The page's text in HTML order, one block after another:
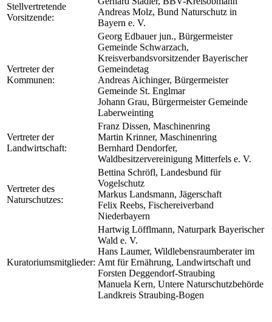
Stellvertretende
Vorsitzende:
Andreas Molz, Bund Naturschutz in
Bayern e. V.
Vertreter der
Kommunen:
Georg Edbauer jun., Bürgermeister
Gemeinde Schwarzach,
Kreisverbandsvorsitzender Bayerischer
Gemeindetag
Andreas Aichinger, Bürgermeister
Gemeinde St. Englmar
Johann Grau, Bürgermeister Gemeinde
Laberweinting
Vertreter der
Landwirtschaft:
Franz Dissen, Maschinenring
Martin Krinner, Maschinenring
Bernhard Dendorfer,
Waldbesitzervereinigung Mitterfels e. V.
Vertreter des
Naturschutzes:
Bettina Schröfl, Landesbund für
Vogelschutz
Markus Landsmann, Jägerschaft
Felix Reebs, Fischereiverband
Niederbayern
Kuratoriumsmitglieder:
Hartwig Löfflmann, Naturpark Bayerischer
Wald e. V.
Hans Laumer, Wildlebensraumberater im
Amt für Ernährung, Landwirtschaft und
Forsten Deggendorf-Straubing
Manuela Kern, Untere Naturschutzbehörde
Landkreis Straubing-Bogen